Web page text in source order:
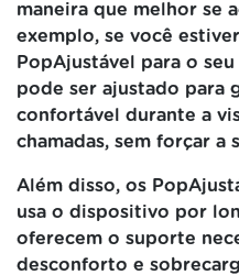
maneira que melhor se
exemplo, se você
PopAjustável para o
pode ser ajustado para
confortável durante a
chamadas, sem forçar a
Além disso, os
usa o dispositivo por
oferecem o suporte
desconforto e